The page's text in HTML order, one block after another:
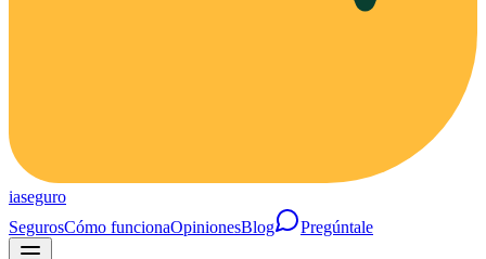
iaseguro
SegurosCómo funcionaOpinionesBlog Pregúntale